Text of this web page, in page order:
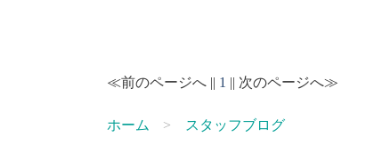
≪前のページへ || 1 || 次のページへ≫
ホーム スタッフブログ